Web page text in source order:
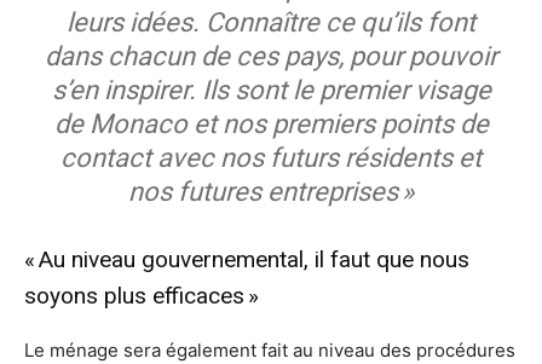
leurs idées. Connaître ce qu’ils font
dans chacun de ces pays, pour pouvoir
s’en inspirer. Ils sont le premier visage
de Monaco et nos premiers points de
contact avec nos futurs résidents et
nos futures entreprises »
« Au niveau gouvernemental, il faut que nous
soyons plus efficaces »
Le ménage sera également fait au niveau des procédures